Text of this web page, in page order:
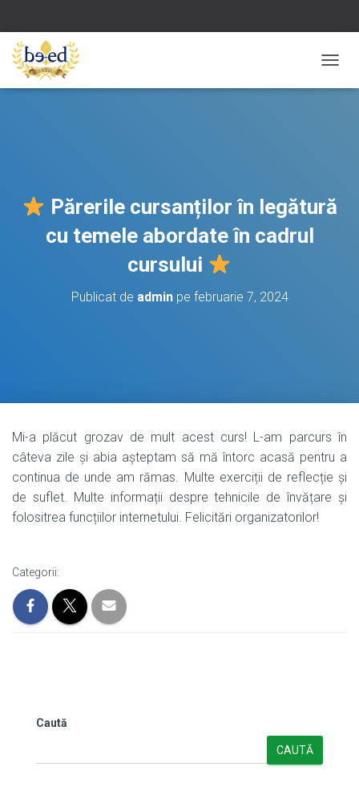
O
I
Părerile cursanților în legătură
cu temele abordate în cadrul
cursului
Publicat de adminpe februarie 7, 2024
Mi-a plăcut grozav de mult acest curs! L-am parcurs în
câteva zile și abia așteptam să mă întorc acasă pentru a
continua de unde am rămas. Multe exerciții de reflecție și
de suflet. Multe informații despre tehnicile de învățare și
folositrea funcțiilor internetului. Felicitări organizatorilor!
Categorii:
Caută
CAUTĂ